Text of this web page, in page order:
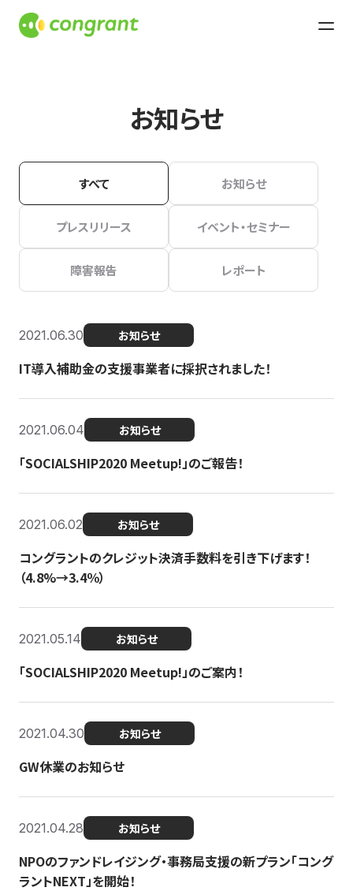
お知らせ
すべて お知らせ
プレスリリース イベント・セミナー
障害報告 レポート
2021.06.30 お知らせ
IT導入補助金の支援事業者に採択されました！
2021.06.04 お知らせ
「SOCIALSHIP2020 Meetup!」のご報告！
2021.06.02 お知らせ
コングラントのクレジット決済手数料を引き下げます！
（4.8%→3.4％）
2021.05.14 お知らせ
「SOCIALSHIP2020 Meetup!」のご案内！
2021.04.30 お知らせ
GW休業のお知らせ
2021.04.28 お知らせ
NPOのファンドレイジング・事務局支援の新プラン「コング
ラントNEXT」を開始！